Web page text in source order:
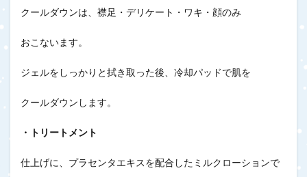
クールダウンは、襟足・デリケート・ワキ・顔のみ
おこないます。
ジェルをしっかりと拭き取った後、冷却パッドで肌を
クールダウンします。
・トリートメント
仕上げに、プラセンタエキスを配合したミルクローションで